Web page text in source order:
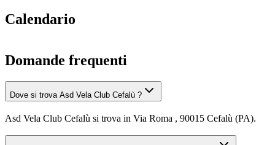
Calendario
Domande frequenti
Dove si trova Asd Vela Club Cefalù ?
Asd Vela Club Cefalù si trova in Via Roma , 90015 Cefalù (PA).